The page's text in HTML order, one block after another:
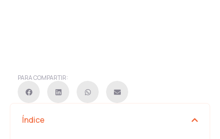
PARA COMPARTIR:
Índice